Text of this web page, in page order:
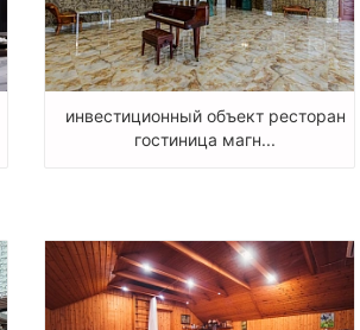
инвестиционный объект ресторан
гостиница магн...